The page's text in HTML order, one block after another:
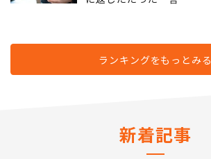
ランキングをもっとみる
新着記事